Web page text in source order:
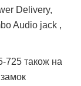
Delivery,
Audio jack ,
725 також на